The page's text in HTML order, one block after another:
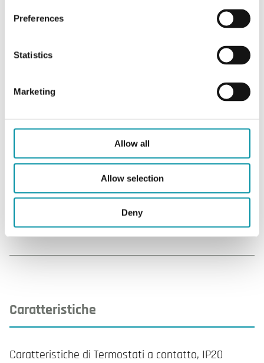
Preferences
Statistics
Marketing
Allow all
Allow selection
Deny
Capacità di commutazione
Valore di setpoint, intervallo di
20...90 °C
Regolazione setpoint
Dimensioni esterne (LxAxP)
Misura
Temperatura
Certificazioni
CE
Caratteristiche
Caratteristiche di Termostati a contatto, IP20